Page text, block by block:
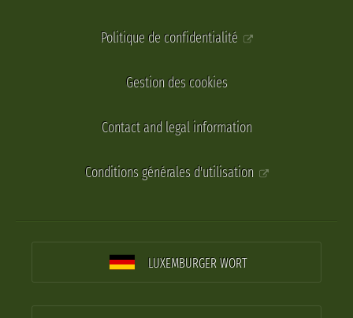
Politique de confidentialité
Gestion des cookies
Contact and legal information
Conditions générales d'utilisation
LUXEMBURGER WORT